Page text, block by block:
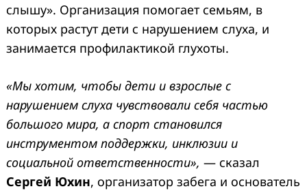
слышу». Организация помогает семьям, в
которых растут дети с нарушением слуха, и
занимается профилактикой глухоты.
«Мы хотим, чтобы дети и взрослые с
нарушением слуха чувствовали себя частью
большого мира, а спорт становился
инструментом поддержки, инклюзии и
социальной ответственности», — сказал
Сергей Юхин, организатор забега и основатель